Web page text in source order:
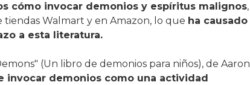
cómo invocar demonios y espíritus malignos,
tiendas Walmart y en Amazon, lo que ha causado
a esta literatura.
(Un libro de demonios para niños), de Aaron
demonios como una actividad